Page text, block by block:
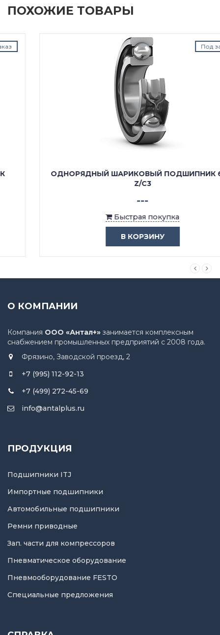
ПОХОЖИЕ ТОВАРЫ
ОДНОРЯДНЫЙ ШАРИКОВЫЙ ПОДШИПНИК 6212
Быстрая покупка
В КОРЗИНУ
О КОМПАНИИ
Компания ООО «Антал+» занимается комплексным
снабжением промышленных предприятий с 2008 года.
Фрязино, Заводской проезд, 2
+7 (995) 112-92-13
+7 (499) 272-45-69
info@antalplus.ru
ПРОДУКЦИЯ
Подшипники ITJ
Импортные подшипники
Автомобильные подшипники
Ремни приводные
Зап. части для компрессоров
Пневматическое оборудование
Пневмооборудование FESTO
Специальные предложения